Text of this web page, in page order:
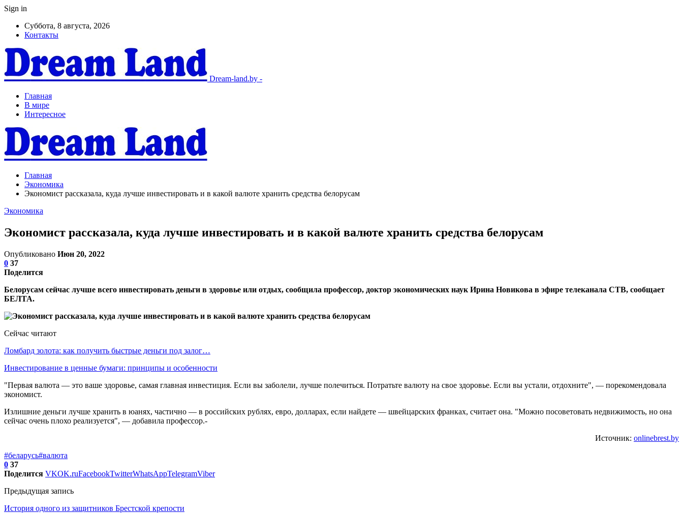
Sign in
Суббота, 8 августа, 2026
Контакты
Dream-land.by -
Главная
В мире
Интересное
Главная
Экономика
Экономист рассказала, куда лучше инвестировать и в какой валюте хранить средства белорусам
Экономика
Экономист рассказала, куда лучше инвестировать и в какой валюте хранить средства белорусам
Опубликовано Июн 20, 2022
0 37
Поделится
Белорусам сейчас лучше всего инвестировать деньги в здоровье или отдых, сообщила профессор, доктор экономических наук Ирина Новикова в эфире телеканала СТВ, сообщает
БЕЛТА.
Сейчас читают
Ломбард золота: как получить быстрые деньги под залог…
Инвестирование в ценные бумаги: принципы и особенности
"Первая валюта — это ваше здоровье, самая главная инвестиция. Если вы заболели, лучше полечиться. Потратьте валюту на свое здоровье. Если вы устали, отдохните", — порекомендовала
экономист.
Излишние деньги лучше хранить в юанях, частично — в российских рублях, евро, долларах, если найдете — швейцарских франках, считает она. "Можно посоветовать недвижимость, но она
сейчас очень плохо реализуется", — добавила профессор.-
Источник: onlinebrest.by
#беларусь#валюта
0 37
Поделится VKOK.ruFacebookTwitterWhatsAppTelegramViber
Предыдущая запись
История одного из защитников Брестской крепости